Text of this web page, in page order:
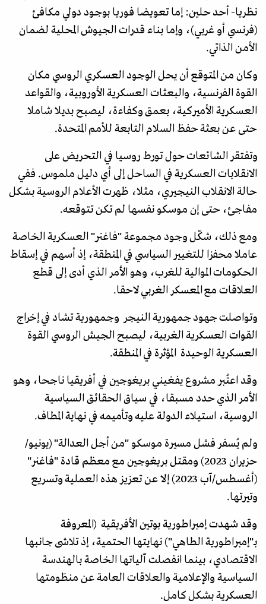
نظريا- أحد حلين: إما تعويضا فوريا بوجود دولي مكافئ
(فرنسي أو غربي)، وإما بناء قدرات الجيوش المحلية لضمان
الأمن الذاتي.
وكان من المتوقع أن يحل الوجود العسكري الروسي مكان
القوة الفرنسية، والبعثات العسكرية الأوروبية، والقواعد
العسكرية الأميركية، بعمق وكفاءة، ليصبح بديلا شاملا
حتى عن بعثة حفظ السلام التابعة للأمم المتحدة.
وتفتقر الشائعات حول تورط روسيا في التحريض على
الانقلابات العسكرية في الساحل إلى أي دليل ملموس. ففي
حالة الانقلاب النيجيري، مثلا، ظهرت الأعلام الروسية بشكل
مفاجئ، حتى إن موسكو نفسها لم تكن تتوقعه.
ومع ذلك، شكّل وجود مجموعة "فاغنر" العسكرية الخاصة
عاملا محفزا للتغيير السياسي في المنطقة، إذ أسهم في إسقاط
الحكومات الموالية للغرب، وهو الأمر الذي أدى إلى قطع
العلاقات مع المعسكر الغربي لاحقا.
وتواصلت جهود جمهورية النيجر وجمهورية تشاد في إخراج
القوات العسكرية الغربية، ليصبح الجيش الروسي القوة
العسكرية الوحيدة المؤثرة في المنطقة.
وقد اعتُبر مشروع يفغيني بريغوجين في أفريقيا ناجحا، وهو
الأمر الذي حدد مسبقا، في سياق الحقائق السياسية
الروسية، استيلاء الدولة عليه وتأميمه في نهاية المطاف.
ولم يُسفر فشل مسيرة موسكو "من أجل العدالة" (يونيو/
حزيران 2023) ومقتل بريغوجين مع معظم قادة "فاغنر"
(أغسطس/آب 2023) إلا عن تعزيز هذه العملية وتسريع
وتيرتها.
وقد شهدت إمبراطورية بوتين الأفريقية (المعروفة
بـ"إمبراطورية الطاهي") نهايتها الحتمية، إذ تلاشى جانبها
الاقتصادي، بينما انفصلت آلياتها الخاصة بالهندسة
السياسية والإعلامية والعلاقات العامة عن منظومتها
العسكرية بشكل كامل.